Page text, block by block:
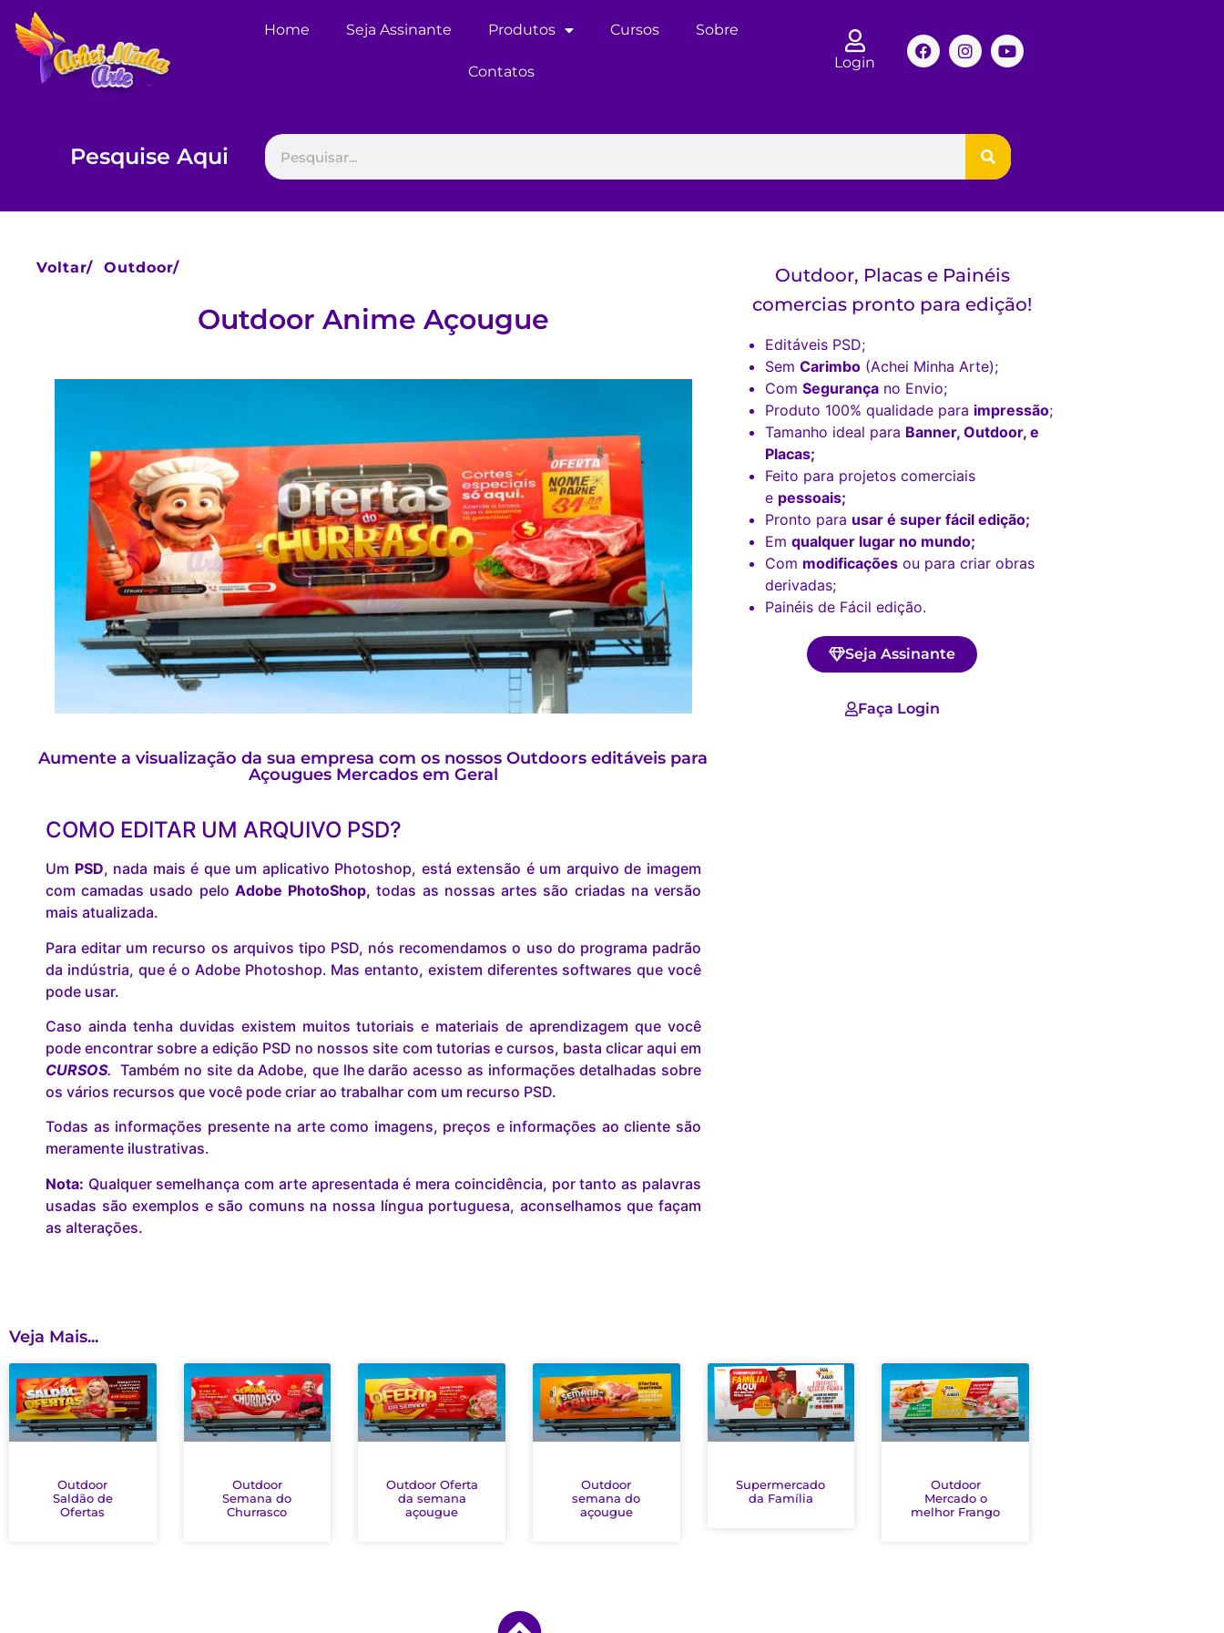
Home Seja Assinante Produtos Cursos Sobre
Contatos
Login
Pesquise Aqui
Voltar/ Outdoor/
Outdoor Anime Açougue
Aumente a visualização da sua empresa com os nossos Outdoors editáveis para
Açougues Mercados em Geral
COMO EDITAR UM ARQUIVO PSD?
Um PSD, nada mais é que um aplicativo Photoshop, está extensão é um arquivo de imagem
com camadas usado pelo Adobe PhotoShop, todas as nossas artes são criadas na versão
mais atualizada.
Para editar um recurso os arquivos tipo PSD, nós recomendamos o uso do programa padrão
da indústria, que é o Adobe Photoshop. Mas entanto, existem diferentes softwares que você
pode usar.
Caso ainda tenha duvidas existem muitos tutoriais e materiais de aprendizagem que você
pode encontrar sobre a edição PSD no nossos site com tutorias e cursos, basta clicar aqui em
CURSOS. Também no site da Adobe, que lhe darão acesso as informações detalhadas sobre
os vários recursos que você pode criar ao trabalhar com um recurso PSD.
Todas as informações presente na arte como imagens, preços e informações ao cliente são
meramente ilustrativas.
Nota: Qualquer semelhança com arte apresentada é mera coincidência, por tanto as palavras
usadas são exemplos e são comuns na nossa língua portuguesa, aconselhamos que façam
as alterações.
Outdoor, Placas e Painéis
comercias pronto para edição!
Editáveis PSD;
Sem Carimbo(Achei Minha Arte);
Com Segurançano Envio;
Produto 100% qualidade para impressão;
Tamanho ideal para Banner, Outdoor, e
Placas;
Feito para projetos comerciais
e pessoais;
Pronto para usar é super fácil edição;
Em qualquer lugar no mundo;
Com modificaçõesou para criar obras
derivadas;
Painéis de Fácil edição.
Seja Assinante
Faça Login
Veja Mais...
Outdoor
Saldão de
Ofertas
Outdoor
Semana do
Churrasco
Outdoor Oferta
da semana
açougue
Outdoor
semana do
açougue
Supermercado
da Família
Outdoor
Mercado o
melhor Frango